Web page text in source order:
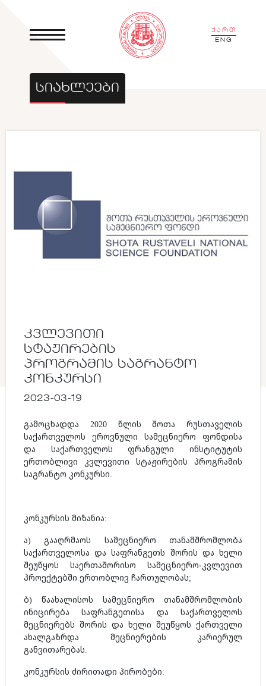
ქართ
ENG
ᲡᲘᲐᲮᲚᲔᲔᲑᲘ
ᲙᲕᲚᲔᲕᲘᲗᲘ
ᲡᲢᲐᲟᲘᲠᲔᲑᲘᲡ
ᲞᲠᲝᲒᲠᲐᲛᲘᲡ ᲡᲐᲒᲠᲐᲜᲢᲝ
ᲙᲝᲜᲙᲣᲠᲡᲘ
2023-03-19
გამოცხადდა 2020 წლის შოთა რუსთაველის
საქართველოს ეროვნული სამეცნიერო ფონდისა
და საქართველოს ფრანგული ინსტიტუტის
ერთობლივი კვლევითი სტაჟირების პროგრამის
საგრანტო კონკურსი.
კონკურსის მიზანია:
ა) გააღრმაოს სამეცნიერო თანამშრომლობა
საქართველოსა და საფრანგეთს შორის და ხელი
შეუწყოს საერთაშორისო სამეცნიერო-კვლევით
პროექტებში ერთობლივ ჩართულობას;
ბ) წაახალისოს სამეცნიერო თანამშრომლობის
ინიცირება საფრანგეთისა და საქართველოს
მეცნიერებს შორის და ხელი შეუწყოს ქართველი
ახალგაზრდა მეცნიერების კარიერულ
განვითარებას.
კონკურსის ძირითადი პირობები: